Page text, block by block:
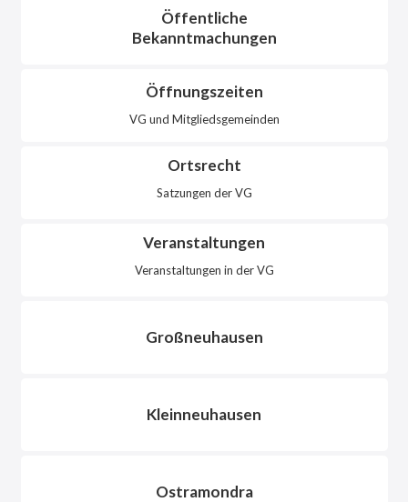
Öffentliche
Bekanntmachungen
Öffnungszeiten
VG und Mitgliedsgemeinden
Ortsrecht
Satzungen der VG
Veranstaltungen
Veranstaltungen in der VG
Großneuhausen
Kleinneuhausen
Ostramondra